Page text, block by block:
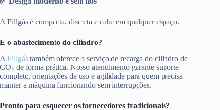
A Fillgás é compacta, discreta e cabe em qualquer espaço.
E o abastecimento do cilindro?
A Fillgás também oferece o serviço de recarga do cilindro de
CO₂ de forma prática. Nosso atendimento garante suporte
completo, orientações de uso e agilidade para quem precisa
manter a máquina funcionando sem interrupções.
Pronto para esquecer os fornecedores tradicionais?